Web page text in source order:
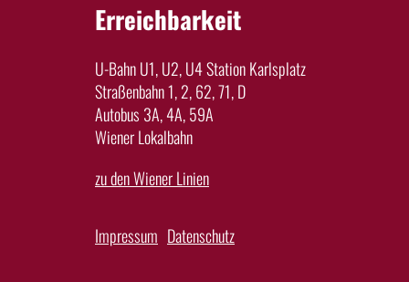
Erreichbarkeit
U-Bahn U1, U2, U4 Station Karlsplatz
Straßenbahn 1, 2, 62, 71, D
Autobus 3A, 4A, 59A
Wiener Lokalbahn
zu den Wiener Linien
Impressum Datenschutz